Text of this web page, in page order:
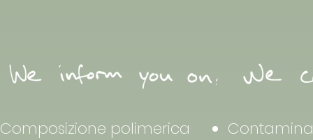
Composizione polimerica